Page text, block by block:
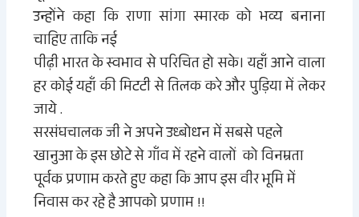
उन्होंने कहा कि राणा सांगा स्मारक को भव्य बनाना
चाहिए ताकि नई
पीढ़ी भारत के स्वभाव से परिचित हो सके। यहाँ आने वाला
हर कोई यहाँ की मिटटीसे तिलककरे और पुड़िया में लेकर
जाये .
सरसंघचालक जी ने अपने उध्बोधनमें सबसे पहले
खानुआ के इस छोटे से गाँव में रहने वालों को विनम्रता
पूर्वक प्रणाम करते हुए कहा कि आप इस वीर भूमिमें
निवास कर रहे हैआपको प्रणाम !!